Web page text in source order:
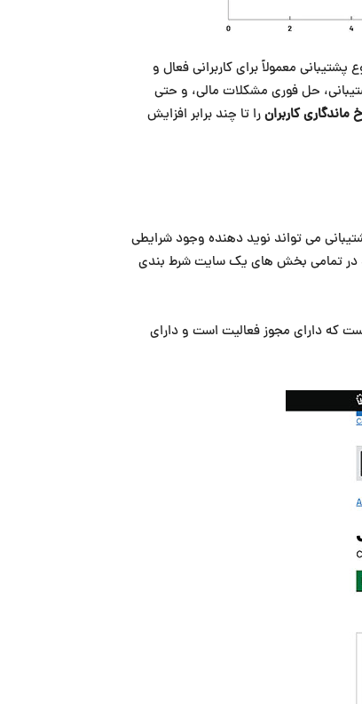
معمولاً برای کاربرانی فعال و
حل فوری مشکلات مالی، و حتی
ماندگاری کاربرانرا تا چند برابر افزایش
می تواند نوید دهنده وجود شرایطی
در تمامی بخش های یک سایت شرط بندی
که دارای مجوز فعالیت است و دارای